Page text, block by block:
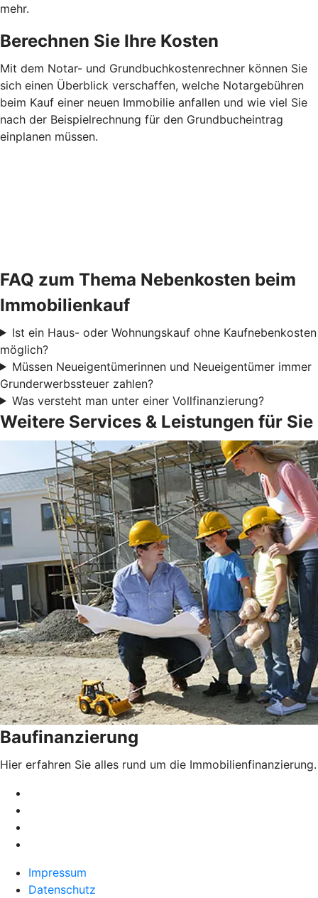
mehr.
Berechnen Sie Ihre Kosten
Mit dem Notar- und Grundbuchkostenrechner können Sie
sich einen Überblick verschaffen, welche Notargebühren
beim Kauf einer neuen Immobilie anfallen und wie viel Sie
nach der Beispielrechnung für den Grundbucheintrag
einplanen müssen.
FAQ zum Thema Nebenkosten beim
Immobilienkauf
Ist ein Haus- oder Wohnungskauf ohne Kaufnebenkosten
möglich?
Müssen Neueigentümerinnen und Neueigentümer immer
Grunderwerbssteuer zahlen?
Was versteht man unter einer Vollfinanzierung?
Weitere Services & Leistungen für Sie
Baufinanzierung
Hier erfahren Sie alles rund um die Immobilienfinanzierung.
Impressum
Datenschutz